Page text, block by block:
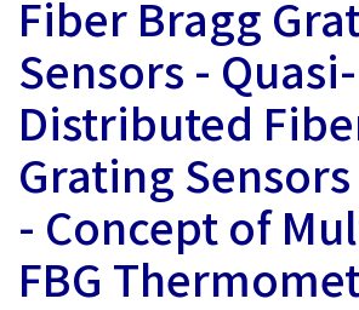
Fiber Bragg
Sensors - Quasi-
Distributed
Grating Sensors
- Concept of
FBG